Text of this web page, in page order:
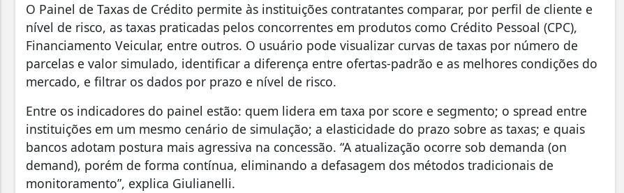
O Painel de Taxas de Crédito permite às instituições contratantes comparar, por perfil de cliente e
nível de risco, as taxas praticadas pelos concorrentes em produtos como Crédito Pessoal (CPC),
Financiamento Veicular, entre outros. O usuário pode visualizar curvas de taxas por número de
parcelas e valor simulado, identificar a diferença entre ofertas-padrão e as melhores condições do
mercado, e filtrar os dados por prazo e nível de risco.
Entre os indicadores do painel estão: quem lidera em taxa por score e segmento; o spread entre
instituições em um mesmo cenário de simulação; a elasticidade do prazo sobre as taxas; e quais
bancos adotam postura mais agressiva na concessão. “A atualização ocorre sob demanda (on
demand), porém de forma contínua, eliminando a defasagem dos métodos tradicionais de
monitoramento”, explica Giulianelli.